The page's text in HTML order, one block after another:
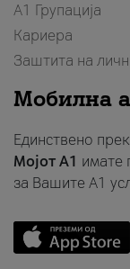
А1 Групација
Кариера
Заштита на
Мобилна
Единствено
Мојот A1 имате
за Вашите A1